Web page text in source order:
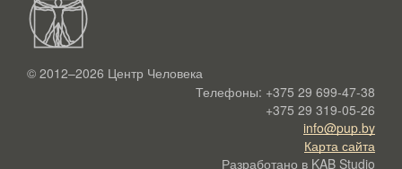
© 2012–2026 Центр Человека
Телефоны: +375 29 699-47-38
+375 29 319-05-26
info@pup.by
Карта сайта
Разработано в KAB Studio